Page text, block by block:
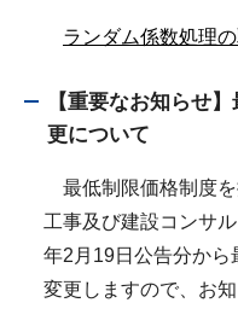
ランダム係数処理
【重要なお知らせ
更について
最低制限価格制度
工事及び建設コンサ
年2月19日公告分から
変更しますので、お知